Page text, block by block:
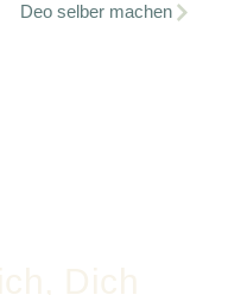
Deo selber machen